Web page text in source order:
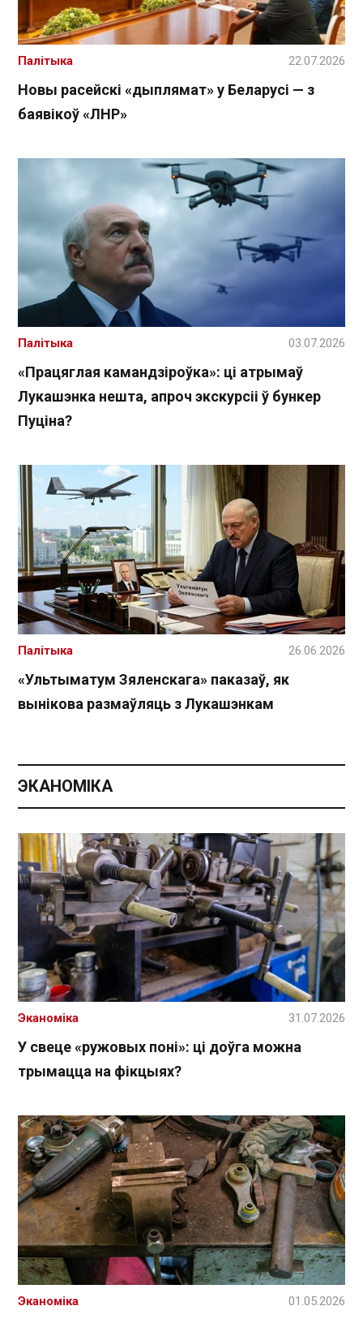
Новы расейскі «дыплямат» у Беларусі — з
баявікоў «ЛНР»
Палітыка 22.07.2026
«Працяглая камандзіроўка»: ці атрымаў
Лукашэнка нешта, апроч экскурсіі ў бункер
Пуціна?
Палітыка 03.07.2026
«Ультыматум Зяленскага» паказаў, як
вынікова размаўляць з Лукашэнкам
Палітыка 26.06.2026
ЭКАНОМІКА
У свеце «ружовых поні»: ці доўга можна
трымацца на фікцыях?
Эканоміка 31.07.2026
Эканоміка 01.05.2026